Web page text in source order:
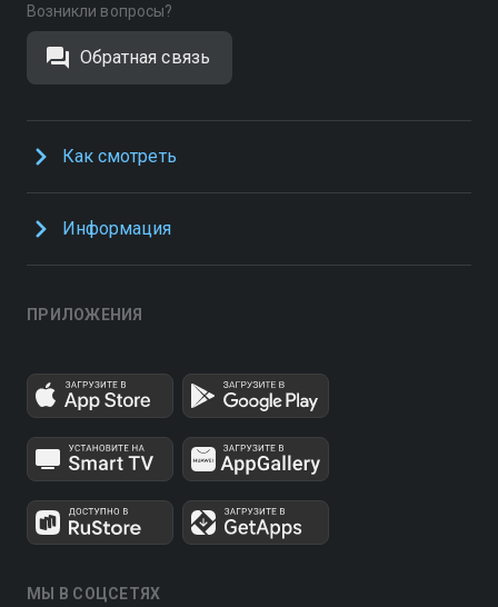
Возникли вопросы?
Обратная связь
Как смотреть
Информация
ПРИЛОЖЕНИЯ
МЫ В СОЦСЕТЯХ